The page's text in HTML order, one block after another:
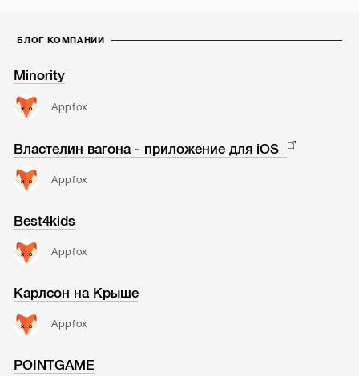
БЛОГ КОМПАНИИ
Minority
Appfox
Властелин вагона - приложение для iOS
Appfox
Best4kids
Appfox
Карлсон на Крыше
Appfox
POINTGAME